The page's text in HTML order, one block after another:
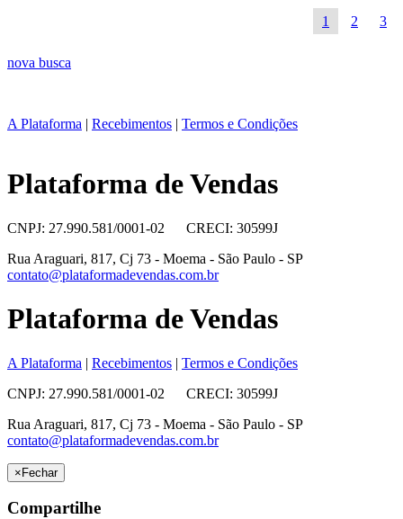
1 2 3
nova busca
A Plataforma | Recebimentos | Termos e Condições
Plataforma de Vendas
CNPJ: 27.990.581/0001-02 CRECI: 30599J
Rua Araguari, 817, Cj 73 - Moema - São Paulo - SP
contato@plataformadevendas.com.br
Plataforma de Vendas
A Plataforma | Recebimentos | Termos e Condições
CNPJ: 27.990.581/0001-02 CRECI: 30599J
Rua Araguari, 817, Cj 73 - Moema - São Paulo - SP
contato@plataformadevendas.com.br
×Fechar
Compartilhe